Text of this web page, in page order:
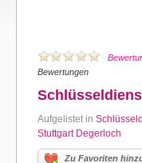
Bewertungen
Aufgelistet in
Stuttgart Degerloch
Zu Favoriten